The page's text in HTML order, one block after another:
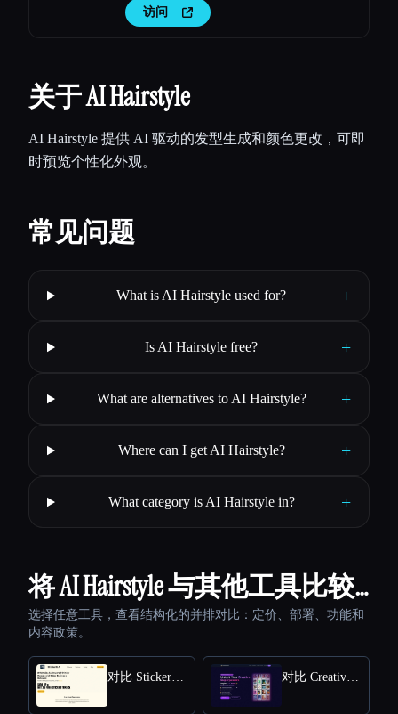
访问
关于 AI Hairstyle
AI Hairstyle 提供 AI 驱动的发型生成和颜色更改，可即
时预览个性化外观。
常见问题
What is AI Hairstyle used for? +
Is AI Hairstyle free? +
What are alternatives to AI Hairstyle? +
Where can I get AI Hairstyle? +
What category is AI Hairstyle in? +
将 AI Hairstyle 与其他工具比较…
选择任意工具，查看结构化的并排对比：定价、部署、功能和
内容政策。
对比 StickerIt.AI 对比 CreativePixel